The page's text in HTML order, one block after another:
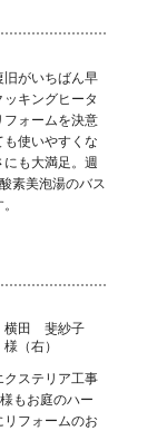
がいちばん早
キングヒータ
フォームを決意
も使いやすくな
にも大満足。週
素美泡湯のバス
横田 斐紗子
（右）
クステリア工事
もお庭のハー
フォームのお